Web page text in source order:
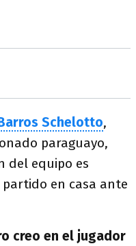
Schelotto,
paraguayo,
del equipo es
en casa ante
creo en el jugador